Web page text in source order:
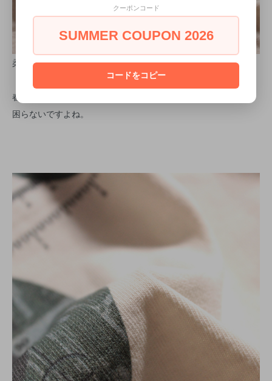
柔らかな表情のアイボリー。
春夏シーズンに白Tは欠かせないと思うので、何枚持っていても
困らないですよね。
クーポンコード
SUMMER COUPON 2026
コードをコピー